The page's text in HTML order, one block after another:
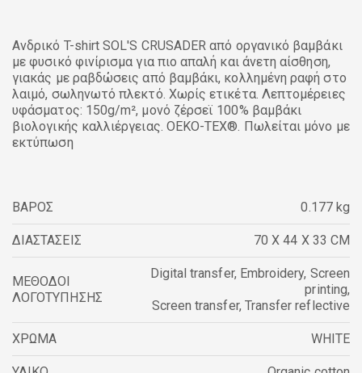
Ανδρικό T-shirt SOL'S CRUSADER από οργανικό βαμβάκι
με φυσικό φινίρισμα για πιο απαλή και άνετη αίσθηση,
γιακάς με ραβδώσεις από βαμβάκι, κολλημένη ραφή στο
λαιμό, σωληνωτό πλεκτό. Χωρίς ετικέτα. Λεπτομέρειες
υφάσματος: 150g/m², μονό ζέρσεϊ 100% βαμβάκι
βιολογικής καλλιέργειας. OEKO-TEX®. Πωλείται μόνο με
εκτύπωση
ΒΑΡΟΣ 0.177 kg
ΔΙΑΣΤΑΣΕΙΣ 70 X 44 X 33 CM
ΜΕΘΟΔΟΙ
ΛΟΓΟΤΥΠΗΣΗΣ
Digital transfer, Embroidery, Screen
printing,
Screen transfer, Transfer reflective
ΧΡΩΜΑ WHITE